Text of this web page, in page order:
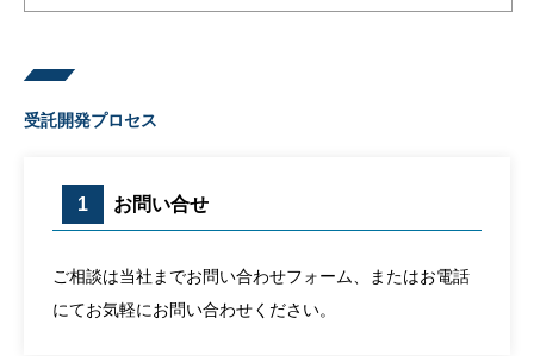
受託開発プロセス
1 お問い合せ
ご相談は当社までお問い合わせフォーム、またはお電話
にてお気軽にお問い合わせください。